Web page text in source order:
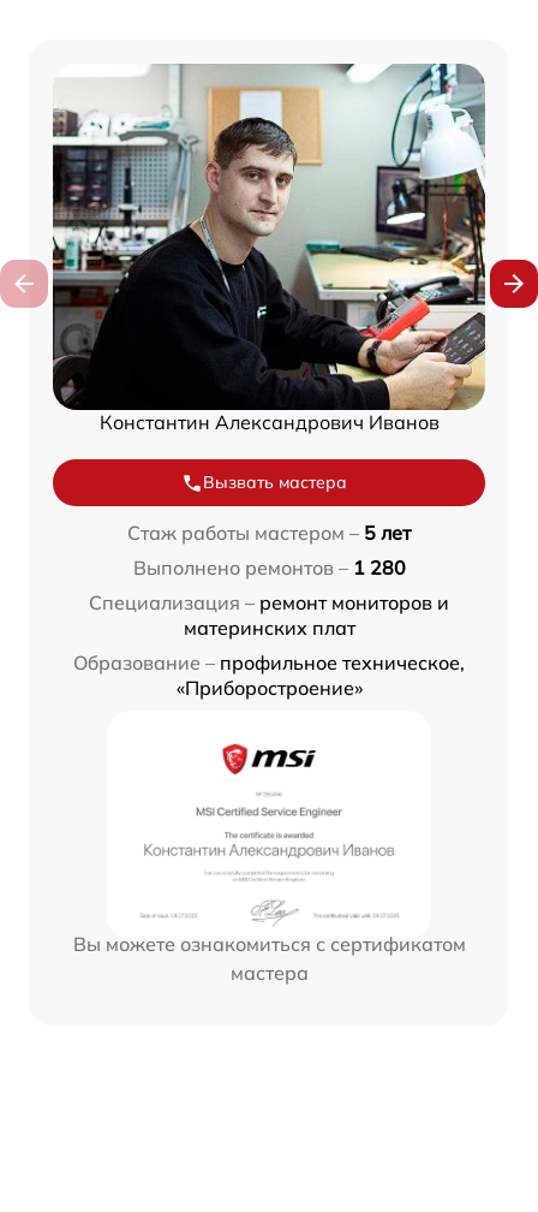
Константин Александрович Иванов
Вызвать мастера
Стаж работы мастером – 5 лет
Выполнено ремонтов – 1 280
Специализация – ремонт мониторов и
материнских плат
Образование – профильное техническое,
«Приборостроение»
Вы можете ознакомиться с сертификатом
мастера